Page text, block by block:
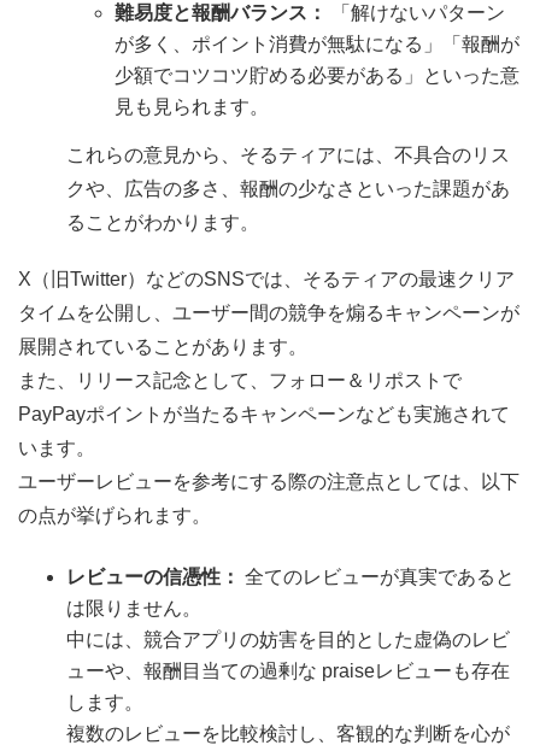
難易度と報酬バランス：
「解けないパターン
が多く、ポイント消費が無駄になる」「報酬が
少額でコツコツ貯める必要がある」といった意
見も見られます。
これらの意見から、そるティアには、不具合のリス
クや、広告の多さ、報酬の少なさといった課題があ
ることがわかります。
X（旧Twitter）などのSNSでは、そるティアの最速クリア
タイムを公開し、ユーザー間の競争を煽るキャンペーンが
展開されていることがあります。
また、リリース記念として、フォロー＆リポストで
PayPayポイントが当たるキャンペーンなども実施されて
います。
ユーザーレビューを参考にする際の注意点としては、以下
の点が挙げられます。
レビューの信憑性： 全てのレビューが真実であると
は限りません。
中には、競合アプリの妨害を目的とした虚偽のレビ
ューや、報酬目当ての過剰な praiseレビューも存在
します。
複数のレビューを比較検討し、客観的な判断を心が